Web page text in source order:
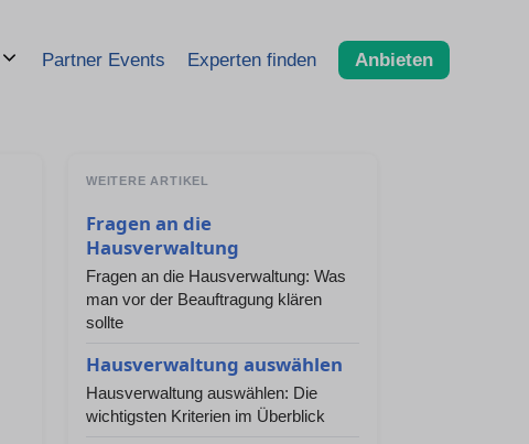
Partner Events Experten finden Anbieten
WEITERE ARTIKEL
Fragen an die
Hausverwaltung
Fragen an die Hausverwaltung: Was
man vor der Beauftragung klären
sollte
Hausverwaltung auswählen
Hausverwaltung auswählen: Die
wichtigsten Kriterien im Überblick